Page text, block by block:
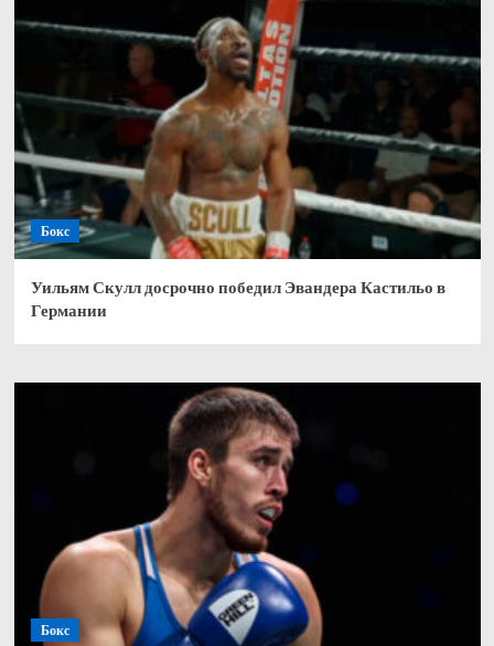
Бокс
Уильям Скулл досрочно победил Эвандера Кастильо в
Германии
Бокс